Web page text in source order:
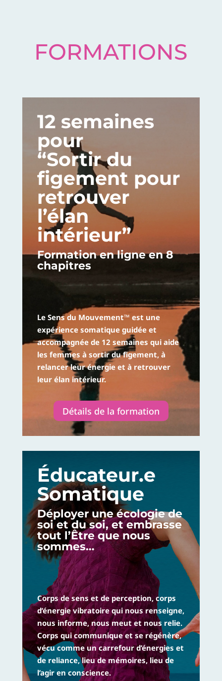
FORMATIONS
12 semaines
pour
“Sortir du
figement pour
retrouver
l’élan
intérieur”
Formation en ligne en 8
chapitres
Le Sens du Mouvement™ est une
expérience somatique guidée et
accompagnée de 12 semaines qui aide
les femmes à sortir du figement, à
relancer leur énergie et à retrouver
leur élan intérieur.
Détails de la formation
Éducateur.e
Somatique
Déployer une écologie de
soi et du soi, et embrasse
tout l’Être que nous
sommes…
Corps de sens et de perception, corps
d’énergie vibratoire qui nous renseigne,
nous informe, nous meut et nous relie.
Corps qui communique et se régénère,
vécu comme un carrefour d’énergies et
de reliance, lieu de mémoires, lieu de
l’agir en conscience.